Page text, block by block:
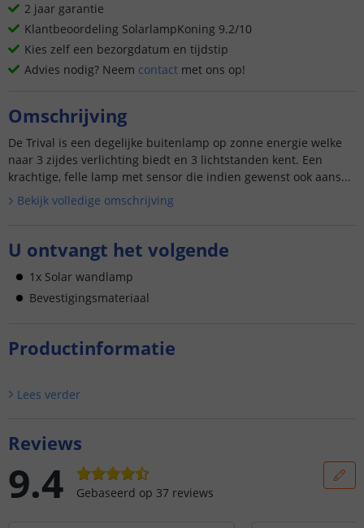
2 jaar garantie
Klantbeoordeling SolarlampKoning 9.2/10
Kies zelf een bezorgdatum en tijdstip
Advies nodig? Neem contact met ons op!
Omschrijving
De Trival is een degelijke buitenlamp op zonne energie welke
naar 3 zijdes verlichting biedt en 3 lichtstanden kent. Een
krachtige, felle lamp met sensor die indien gewenst ook aans...
Bekijk volledige omschrijving
U ontvangt het volgende
1x Solar wandlamp
Bevestigingsmateriaal
Productinformatie
Lees verder
Reviews
9.4 Gebaseerd op 37 reviews